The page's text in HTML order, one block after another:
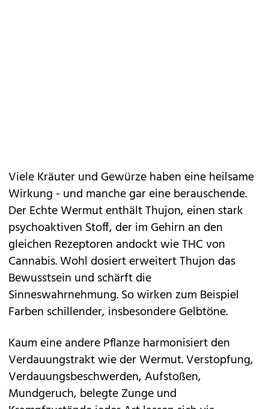
Viele Kräuter und Gewürze haben eine heilsame
Wirkung - und manche gar eine berauschende.
Der Echte Wermut enthält Thujon, einen stark
psychoaktiven Stoff, der im Gehirn an den
gleichen Rezeptoren andockt wie THC von
Cannabis. Wohl dosiert erweitert Thujon das
Bewusstsein und schärft die
Sinneswahrnehmung. So wirken zum Beispiel
Farben schillender, insbesondere Gelbtöne.
Kaum eine andere Pflanze harmonisiert den
Verdauungstrakt wie der Wermut. Verstopfung,
Verdauungsbeschwerden, Aufstoßen,
Mundgeruch, belegte Zunge und